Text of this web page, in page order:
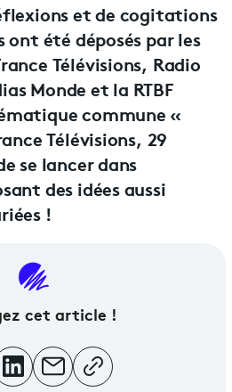
et de cogitations
été déposés par les
Télévisions, Radio
Monde et la RTBF
commune «
Télévisions, 29
se lancer dans
des idées aussi
!
cet article !